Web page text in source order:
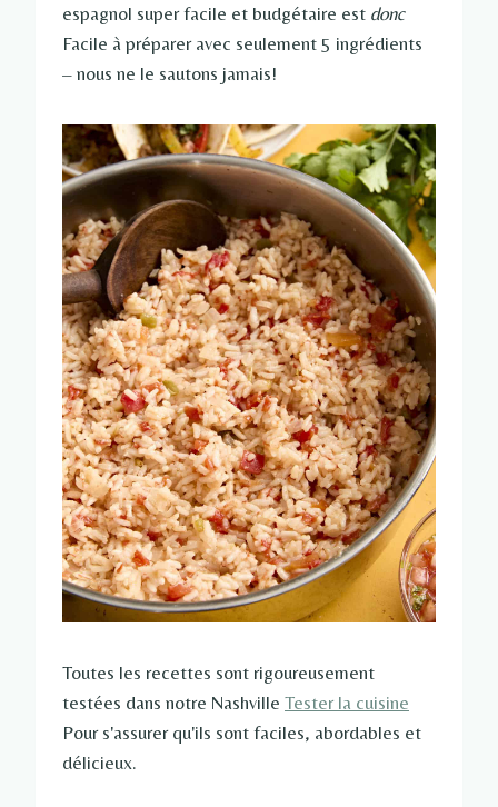
espagnol super facile et budgétaire est donc
Facile à préparer avec seulement 5 ingrédients
– nous ne le sautons jamais!
Toutes les recettes sont rigoureusement
testées dans notre Nashville Tester la cuisine
Pour s'assurer qu'ils sont faciles, abordables et
délicieux.